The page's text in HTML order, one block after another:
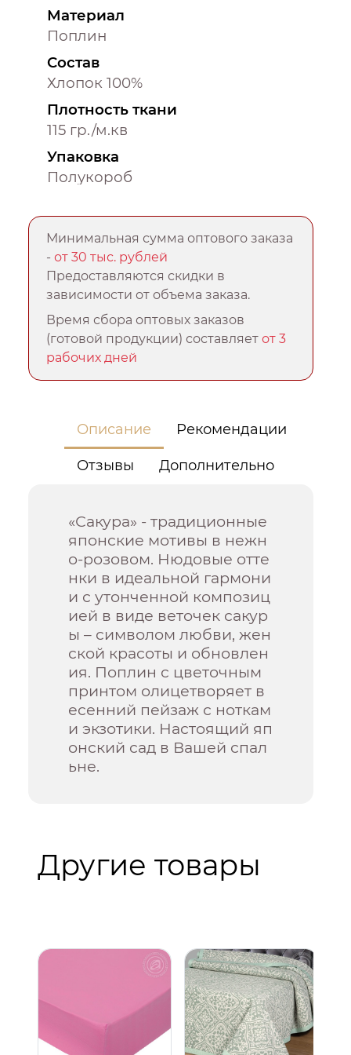
Материал
Поплин
Состав
Хлопок 100%
Плотность ткани
115 гр./м.кв
Упаковка
Полукороб
Минимальная сумма оптового заказа
-от 30 тыс. рублей
Предоставляются скидки в
зависимости от объема заказа.
Время сбора оптовых заказов
(готовой продукции) составляетот 3
рабочих дней
Описание Рекомендации
Отзывы Дополнительно
«Сакура» - традиционные
японские мотивы в нежн
о-розовом. Нюдовые отте
нки в идеальной гармони
и с утонченной композиц
ией в виде веточек сакур
ы – символом любви, жен
ской красоты и обновлен
ия. Поплин с цветочным
принтом олицетворяет в
есенний пейзаж с ноткам
и экзотики. Настоящий яп
онский сад в Вашей спал
ьне.
Другие товары